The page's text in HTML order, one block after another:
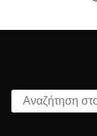
Αναζήτηση στο